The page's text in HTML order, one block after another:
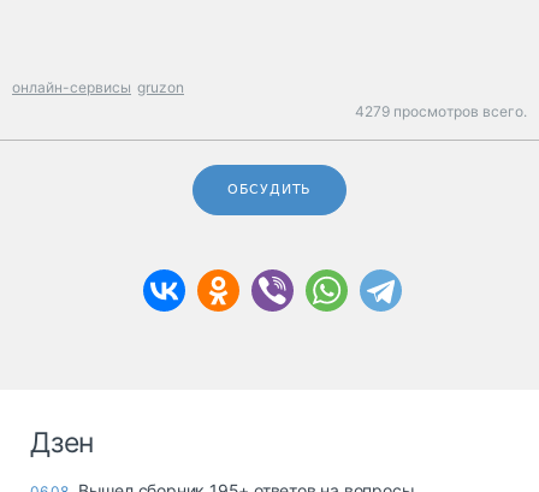
онлайн-сервисы gruzon
4279 просмотров всего.
ОБСУДИТЬ
Дзен